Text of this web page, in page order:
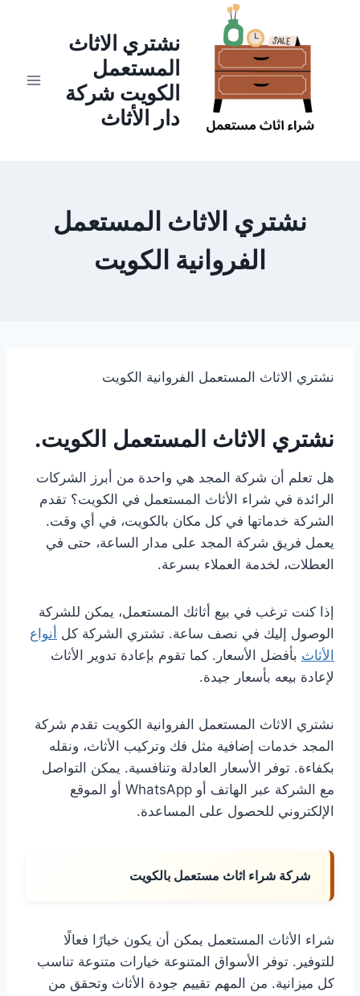
نشتري الاثاث
المستعمل
الكويت شركة
دار الأثاث
نشتري الاثاث المستعمل
الفروانية الكويت
نشتري الاثاث المستعمل الفروانية الكويت
نشتري الاثاث المستعمل الكويت.
هل تعلم أن شركة المجد هي واحدة من أبرز الشركات
الرائدة في شراء الأثاث المستعمل في الكويت؟ تقدم
الشركة خدماتها في كل مكان بالكويت، في أي وقت.
يعمل فريق شركة المجد على مدار الساعة، حتى في
العطلات، لخدمة العملاء بسرعة.
إذا كنت ترغب في بيع أثاثك المستعمل، يمكن للشركة
الوصول إليك في نصف ساعة. تشتري الشركة كل أنواع
الأثاث بأفضل الأسعار. كما تقوم بإعادة تدوير الأثاث
لإعادة بيعه بأسعار جيدة.
نشتري الاثاث المستعمل الفروانية الكويت تقدم شركة
المجد خدمات إضافية مثل فك وتركيب الأثاث، ونقله
بكفاءة. توفر الأسعار العادلة وتنافسية. يمكن التواصل
مع الشركة عبر الهاتف أو WhatsApp أو الموقع
الإلكتروني للحصول على المساعدة.
شركة شراء اثاث مستعمل بالكويت
شراء الأثاث المستعمل يمكن أن يكون خيارًا فعالًا
للتوفير. توفر الأسواق المتنوعة خيارات متنوعة تناسب
كل ميزانية. من المهم تقييم جودة الأثاث وتحقق من